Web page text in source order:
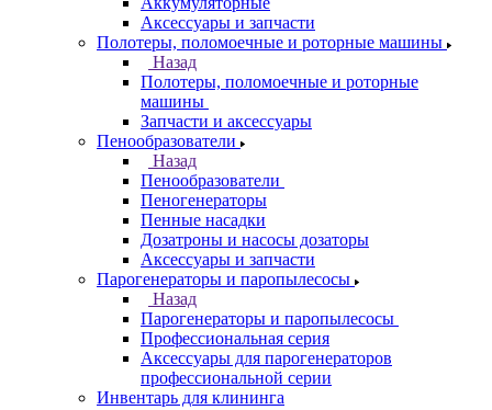
Аксессуары и запчасти
Полотеры, поломоечные и роторные машины
Назад
Полотеры, поломоечные и роторные
машины
Запчасти и аксессуары
Пенообразователи
Назад
Пенообразователи
Пеногенераторы
Пенные насадки
Дозатроны и насосы дозаторы
Аксессуары и запчасти
Парогенераторы и паропылесосы
Назад
Парогенераторы и паропылесосы
Профессиональная серия
Аксессуары для парогенераторов
профессиональной серии
Инвентарь для клининга